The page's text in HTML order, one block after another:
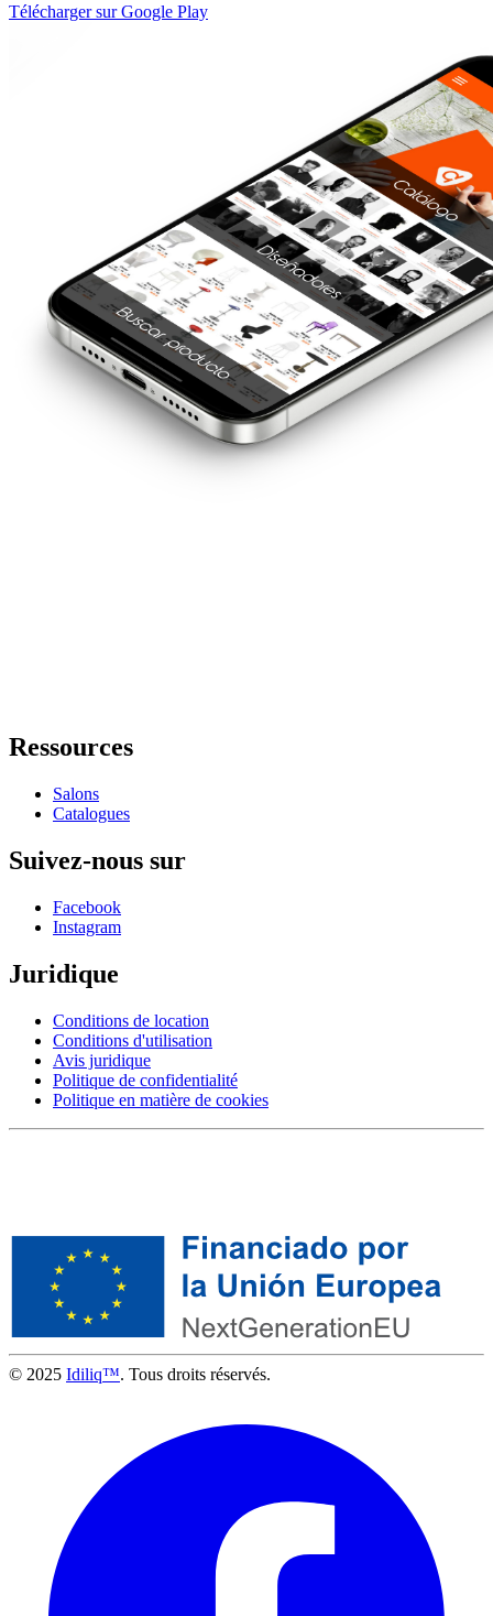
Télécharger sur Google Play
Ressources
Salons
Catalogues
Suivez-nous sur
Facebook
Instagram
Juridique
Conditions de location
Conditions d'utilisation
Avis juridique
Politique de confidentialité
Politique en matière de cookies
© 2025 Idiliq™. Tous droits réservés.